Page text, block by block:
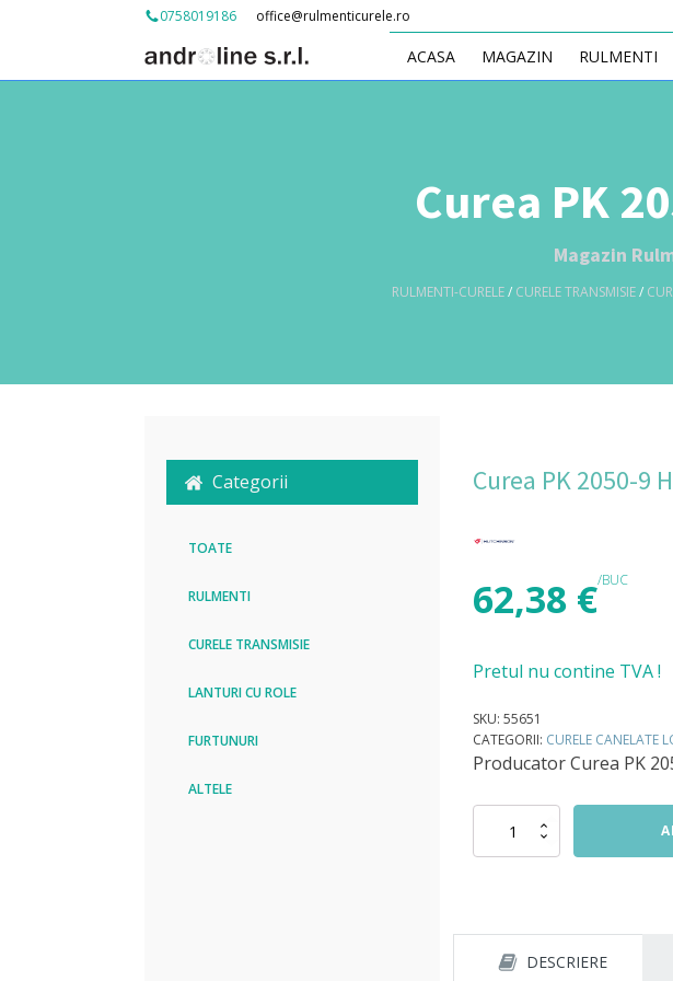
0758019186 office@rulmenticurele.ro
ACASA MAGAZIN RULMENTI
Curea PK
Magazin
RULMENTI-CURELE/ CURELE TRANSMISIE/
Categorii
TOATE
RULMENTI
CURELE TRANSMISIE
LANTURI CU ROLE
FURTUNURI
ALTELE
Curea PK 2050-9
62,38 €/BUC
Pretul nu contine TVA !
SKU: 55651
CATEGORII: CURELE CANELATE
ProducatorCurea PK
Cantitate
DESCRIERE